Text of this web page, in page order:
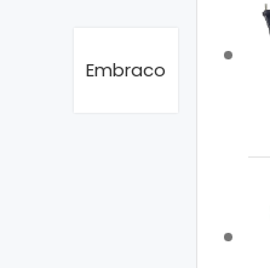
Embraco